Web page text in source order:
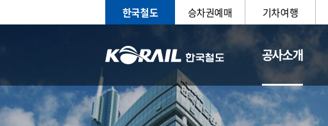
한국철도 승차권예매 기차여행
공사소개
CEO 일반현황